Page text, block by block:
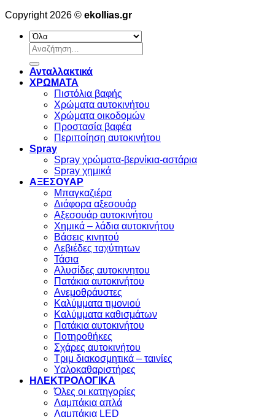
Copyright 2026 © ekollias.gr
Αναζήτηση
για:
Ανταλλακτικά
ΧΡΩΜΑΤΑ
Πιστόλια βαφής
Χρώματα αυτοκινήτου
Χρώματα οικοδομών
Προστασία βαφέα
Περιποίηση αυτοκινήτου
Spray
Spray χρώματα-βερνίκια-αστάρια
Spray χημικά
ΑΞΕΣΟΥΑΡ
Μπαγκαζιέρα
Διάφορα αξεσουάρ
Αξεσουάρ αυτοκινήτου
Χημικά – λάδια αυτοκινήτου
Βάσεις κινητού
Λεβιέδες ταχύτητων
Τάσια
Αλυσίδες αυτοκινητου
Πατάκια αυτοκινήτου
Ανεμοθράυστες
Καλύμματα τιμονιού
Καλύμματα καθισμάτων
Πατάκια αυτοκινήτου
Ποτηροθήκες
Σχάρες αυτοκινήτου
Τριμ διακοσμητικά – ταινίες
Υαλοκαθαριστήρες
ΗΛΕΚΤΡΟΛΟΓΙΚΑ
Όλες οι κατηγορίες
Λαμπάκια απλά
Λαμπάκια LED